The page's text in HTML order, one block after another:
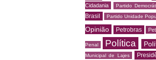
Cidadania
Partido
Brasil
Partido Unidade
Opinião
Petrobras
Penal Política
Municipal de Lajes